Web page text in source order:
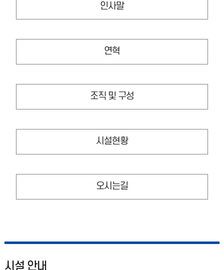
인사말
연혁
조직 및 구성
시설현황
오시는길
시설 안내